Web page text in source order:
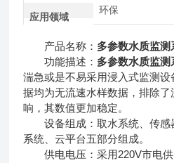
应用领域
环保
产品名称： 多参数水质监测
功能描述： 多参数水质监测
湍急或是不易采用浸入式监测
据均为无流速水样数据，排除
响，其数值更加稳定。
设备组成：取水系统、传感
系统、云平台五部分组成。
供电电压：采用220V市电供